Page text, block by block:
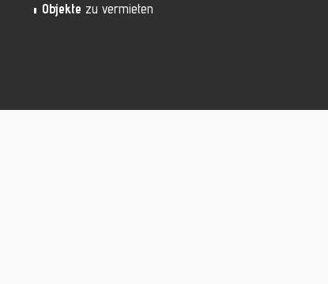
Objekte zu vermieten